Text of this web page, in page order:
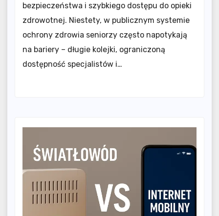
bezpieczeństwa i szybkiego dostępu do opieki
zdrowotnej. Niestety, w publicznym systemie
ochrony zdrowia seniorzy często napotykają
na bariery – długie kolejki, ograniczoną
dostępność specjalistów i…